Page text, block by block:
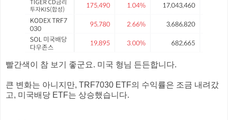
빨간색이 참 보기 좋군요. 미국 형님 든든합니다.
큰 변화는 아니지만, TRF7030 ETF의 수익률은 조금 내려갔
고, 미국배당 ETF는 상승했습니다.